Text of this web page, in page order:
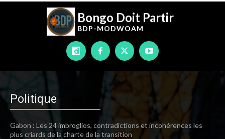
Bongo Doit Partir
BDP-MODWOAM
Politique
Gabon : Les 24 imbroglios, contradictions et incohérences les
plus criards de la charte de la transition